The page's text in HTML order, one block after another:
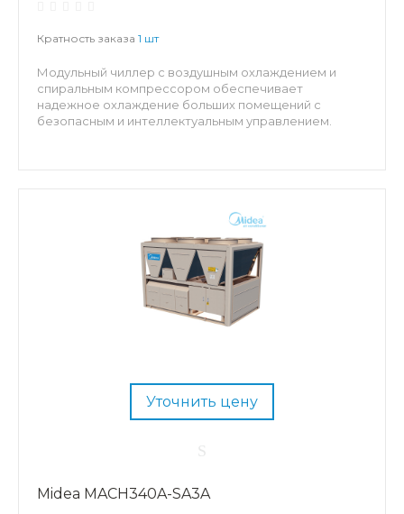
Кратность заказа 1 шт
Модульный чиллер с воздушным охлаждением и
спиральным компрессором обеспечивает
надежное охлаждение больших помещений с
безопасным и интеллектуальным управлением.
Уточнить цену
Midea MACH340A-SA3A